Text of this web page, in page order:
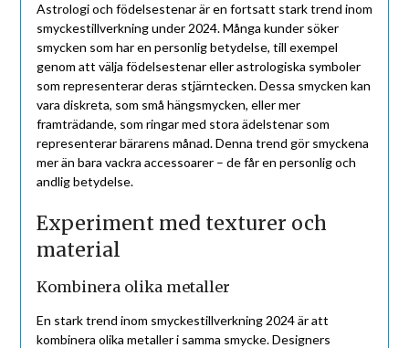
Astrologi och födelsestenar är en fortsatt stark trend inom
smyckestillverkning under 2024. Många kunder söker
smycken som har en personlig betydelse, till exempel
genom att välja födelsestenar eller astrologiska symboler
som representerar deras stjärntecken. Dessa smycken kan
vara diskreta, som små hängsmycken, eller mer
framträdande, som ringar med stora ädelstenar som
representerar bärarens månad. Denna trend gör smyckena
mer än bara vackra accessoarer – de får en personlig och
andlig betydelse.
Experiment med texturer och
material
Kombinera olika metaller
En stark trend inom smyckestillverkning 2024 är att
kombinera olika metaller i samma smycke. Designers